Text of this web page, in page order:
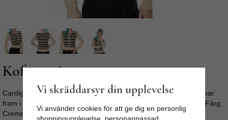
Kofta rutig
Cardigan Tess, Creme Svart är en klassisk cardigan med knappar
fram i stretchigt material. Material: 97% Polyester 3% Elastane Färg:
Cremebeige med svarta rutor
Vi skräddarsyr din upplevelse
Vi använder cookies för att ge dig en personlig